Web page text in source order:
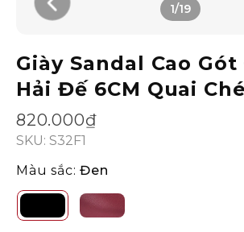
1/19
Giày Sandal Cao
Hải Đế 6CM Quai
820.000₫
SKU: S32F1
Màu sắc:Đen